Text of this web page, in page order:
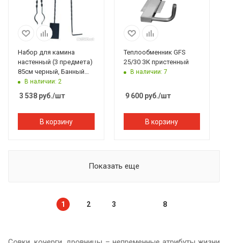
Набор для камина
настенный (3 предмета)
85см черный, Банный
Эксперт
В наличии: 2
3 538 руб./шт
В корзину
Теплообменник GFS
25/30 ЗК пристенный
В наличии: 7
9 600руб./шт
В корзину
Показать еще
1 2 3 8